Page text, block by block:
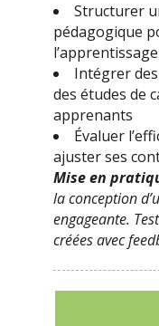
Structurer
pédagogique
l’apprentissage
Intégrer
des études de
apprenants
Évaluer
ajuster ses
Mise en
la conception
engageante.
créées avec